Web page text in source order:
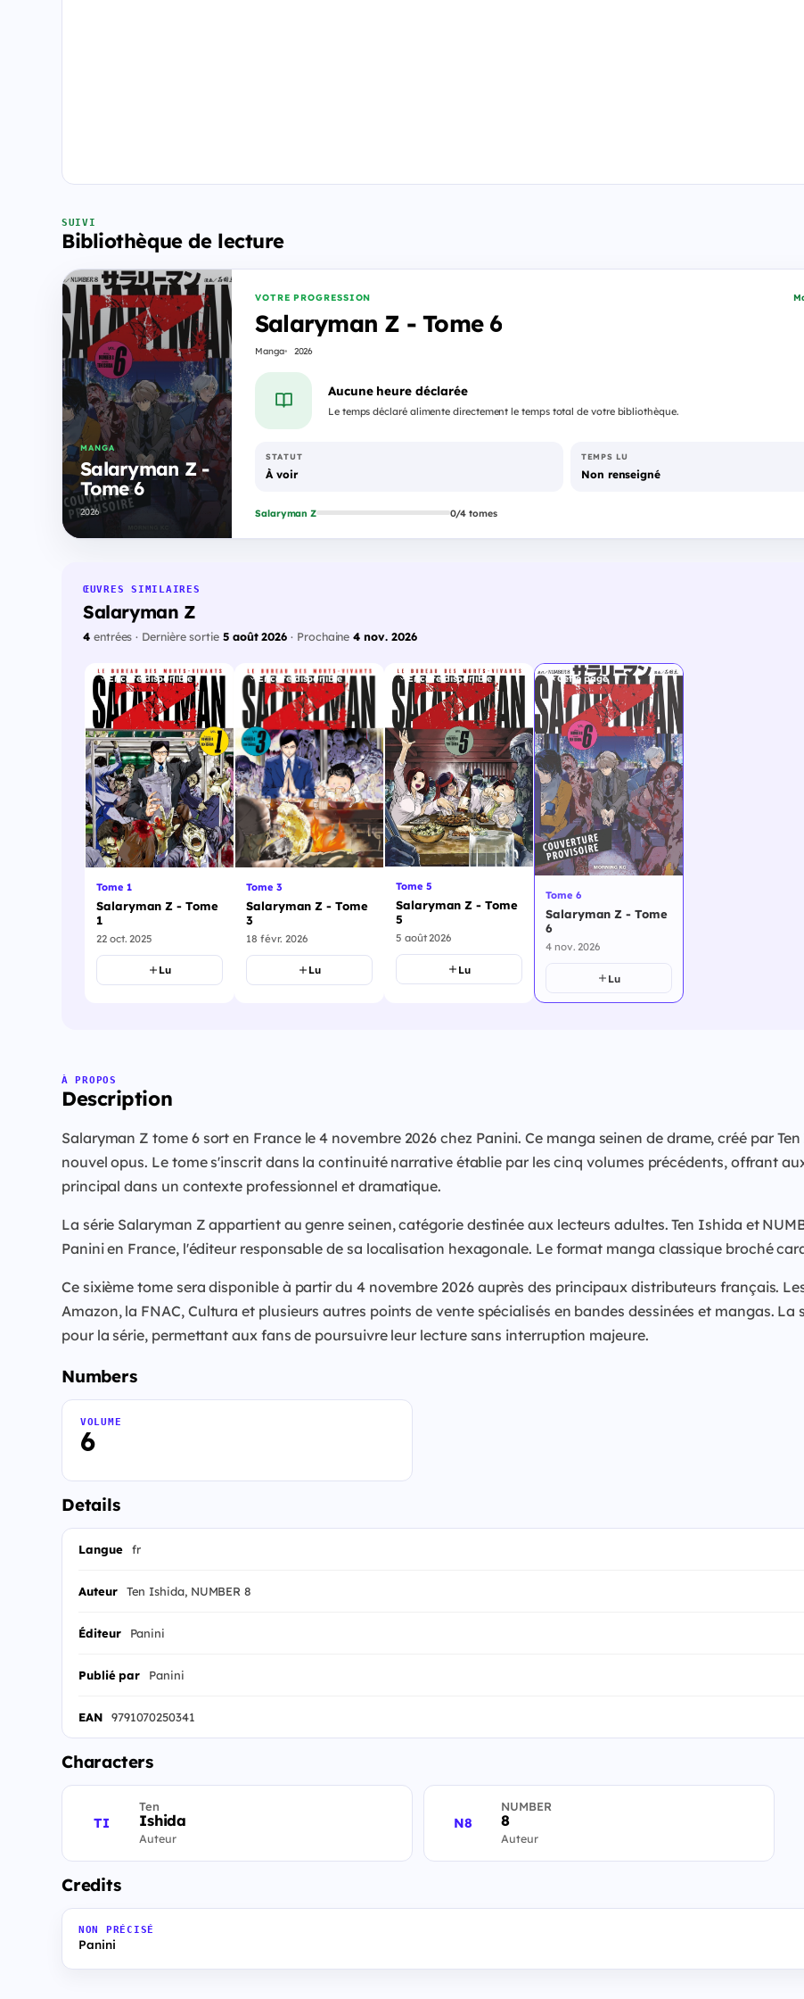
SUIVI
Bibliothèque de lecture
MANGA
Salaryman Z -
Tome 6
2026
VOTRE PROGRESSION
Salaryman Z - Tome 6
Manga 2026
Aucune heure déclarée
Le temps déclaré alimente directement le temps total de votre bibliothèque.
STATUT
À voir
TEMPS LU
Non renseigné
Salaryman Z 0/4 tomes
ŒUVRES SIMILAIRES
Salaryman Z
4entrées · Dernière sortie 5 août 2026 · Prochaine4 nov. 2026
Encore disponible
Tome 1
Salaryman Z - Tome
1
22 oct. 2025
Lu
Encore disponible
Tome 3
Salaryman Z - Tome
3
18 févr. 2026
Lu
Encore disponible
Tome 5
Salaryman Z - Tome
5
5 août 2026
Lu
Cette page
Tome 6
Salaryman Z - Tome
6
4 nov. 2026
Lu
À PROPOS
Description
Salaryman Z tome 6 sort en France le 4 novembre 2026 chez Panini. Ce manga seinen de drame, créé par
nouvel opus. Le tome s'inscrit dans la continuité narrative établie par les cinq volumes précédents, offrant
principal dans un contexte professionnel et dramatique.
La série Salaryman Z appartient au genre seinen, catégorie destinée aux lecteurs adultes. Ten Ishida et
Panini en France, l'éditeur responsable de sa localisation hexagonale. Le format manga classique broché
Ce sixième tome sera disponible à partir du 4 novembre 2026 auprès des principaux distributeurs français.
Amazon, la FNAC, Cultura et plusieurs autres points de vente spécialisés en bandes dessinées et mangas.
pour la série, permettant aux fans de poursuivre leur lecture sans interruption majeure.
Numbers
6
VOLUME
Details
Langue fr
Auteur Ten Ishida, NUMBER 8
Éditeur Panini
Publié par Panini
EAN 9791070250341
Characters
TI
Ten
Ishida
Auteur
N8
NUMBER
8
Auteur
Credits
NON PRÉCISÉ
Panini